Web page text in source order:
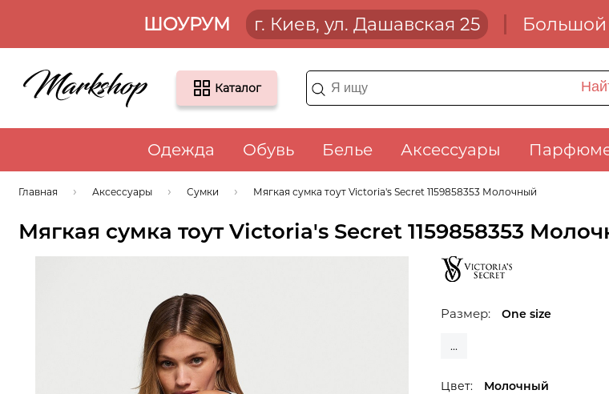
ШОУРУМ г. Киев, ул. Дашавская 25
Каталог
Одежда Обувь Белье Аксессуары
Главная Аксессуары Сумки Мягкая сумка тоут Victoria's Secret 1159858353 Молочный
Мягкая сумка тоут Victoria's Secret 1159858353
Размер: One size
...
Цвет: Молочный